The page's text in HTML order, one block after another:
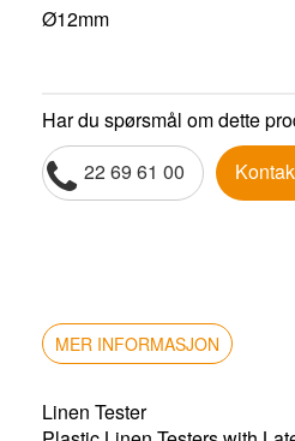
Ø12mm
Har du spørsmål om dette
22 69 61 00
MER INFORMASJON
Linen Tester